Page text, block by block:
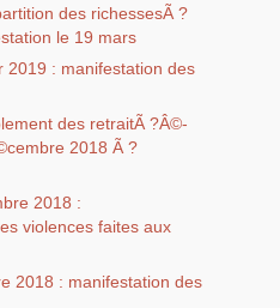
des richessesÃ ?
le 19 mars
2019 : manifestation des
des retraitÃ ?Â©-
2018 Ã ?
2018 :
violences faites aux
2018 : manifestation des